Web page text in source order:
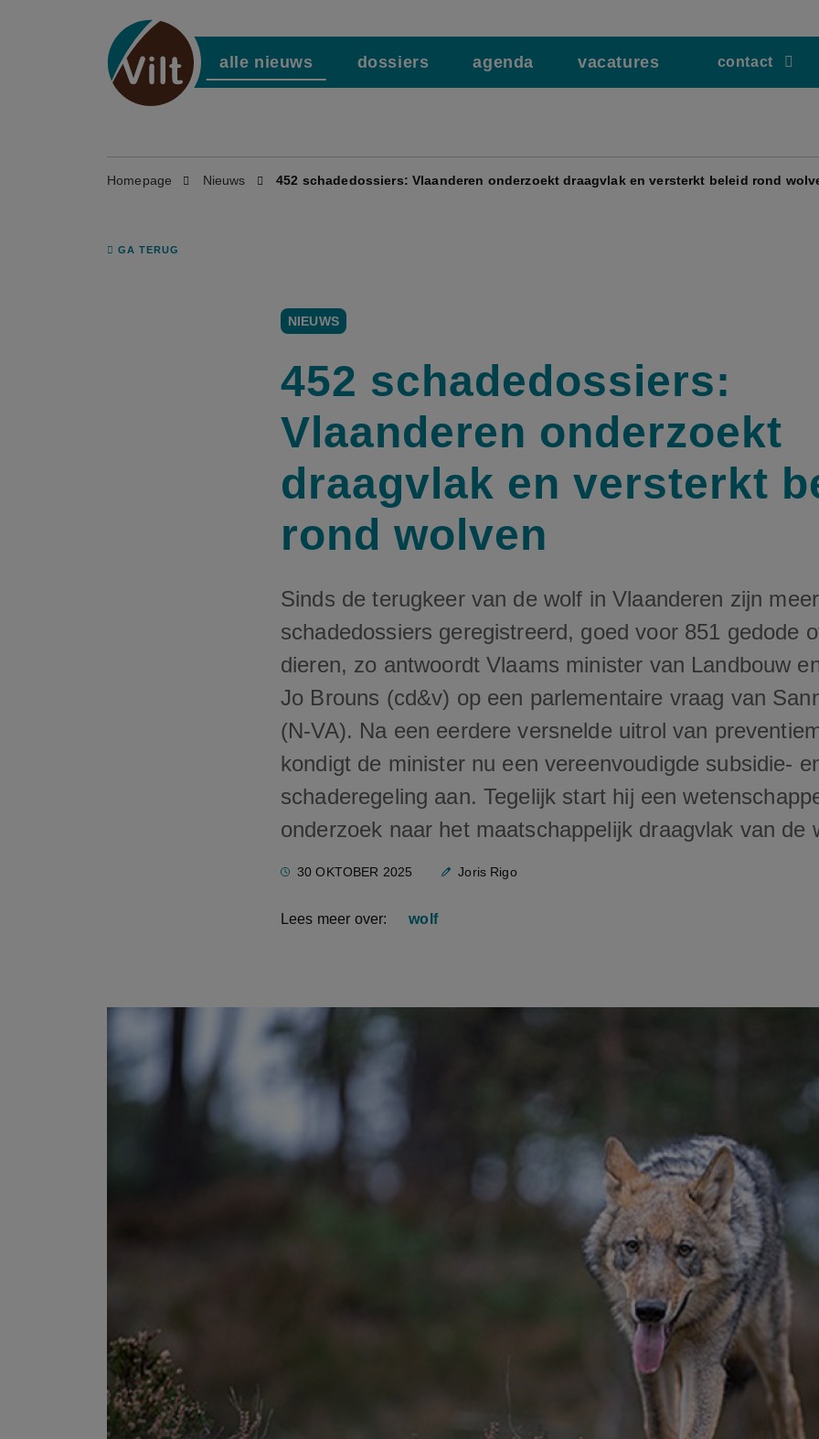
alle nieuws dossiers agenda vacatures contact
Homepage Nieuws 452 schadedossiers: Vlaanderen onderzoekt draagvlak en versterkt beleid rond
GA TERUG
NIEUWS
452 schadedossiers:
Vlaanderen onderzoekt
draagvlak en versterkt
rond wolven
Sinds de terugkeer van de wolf in Vlaanderen zijn
schadedossiers geregistreerd, goed voor 851 gedode
dieren, zo antwoordt Vlaams minister van Landbouw
Jo Brouns (cd&v) op een parlementaire vraag van
(N-VA). Na een eerdere versnelde uitrol van
kondigt de minister nu een vereenvoudigde subsidie-
schaderegeling aan. Tegelijk start hij een
onderzoek naar het maatschappelijk draagvlak van de
30 OKTOBER 2025 Joris Rigo
Lees meer over: wolf